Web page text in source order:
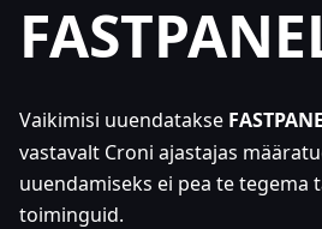
Vaikimisi uuendatakse
vastavalt Croni ajastajas
uuendamiseks ei pea te tegema
toiminguid.